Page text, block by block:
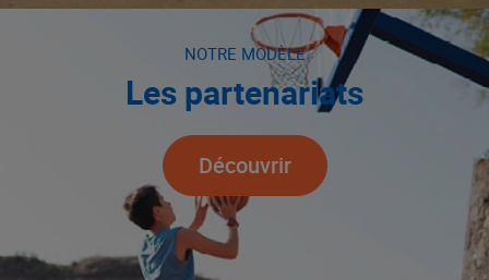
NOTRE MODÈLE
Les partenariats
Découvrir